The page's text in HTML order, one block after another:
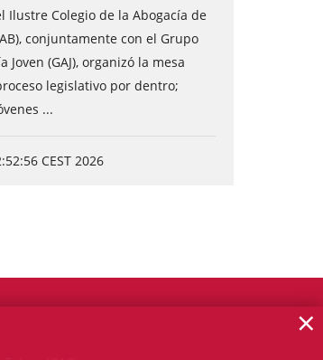
Ilustre Colegio de la Abogacía de
conjuntamente con el Grupo
Joven (GAJ), organizó la mesa
legislativo por dentro;
...
CEST 2026
×